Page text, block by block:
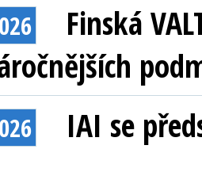
Finská
IAI se